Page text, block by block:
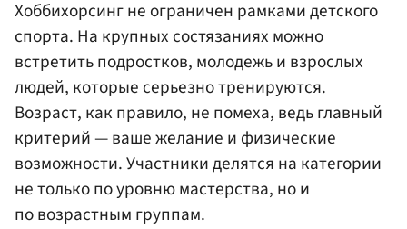
Хоббихорсинг не ограничен рамками детского
спорта. На крупных состязаниях можно
встретить подростков, молодежь и взрослых
людей, которые серьезно тренируются.
Возраст, как правило, не помеха, ведь главный
критерий — ваше желание и физические
возможности. Участники делятся на категории
не только по уровню мастерства, но и
по возрастным группам.